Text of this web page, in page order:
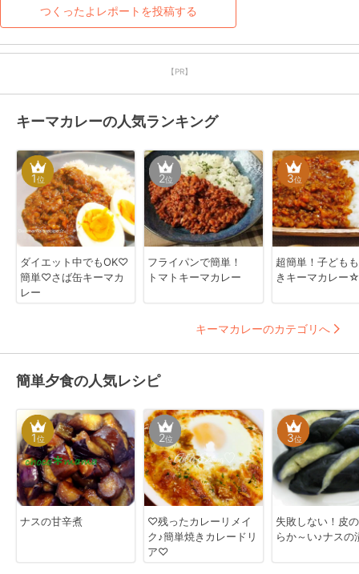
たはずが…またお豆、買っ
てリピします！
つくったよレポートを投稿する
【PR】
キーマカレーの人気ランキング
1位
ダイエット中でもOK♡
簡単♡さば缶キーマカ
レー
2位
フライパンで簡単！
トマトキーマカレー
3位
超簡単！子ども
きキーマカレー☆
キーマカレーのカテゴリへ
簡単夕食の人気レシピ
1位
ナスの甘辛煮
2位
♡残ったカレーリメイ
ク♪簡単焼きカレードリ
ア♡
3位
失敗しない！皮
らか～い♪ナスの